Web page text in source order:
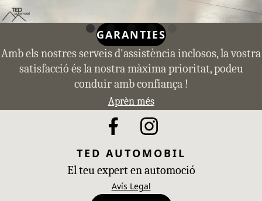
GARANTIES
Amb els nostres serveis d'assistència inclosos, la vostra
satisfacció és la nostra màxima prioritat, podeu
conduir amb confiança !
Aprèn més
TED AUTOMOBIL
El teu expert en automoció
Avís Legal